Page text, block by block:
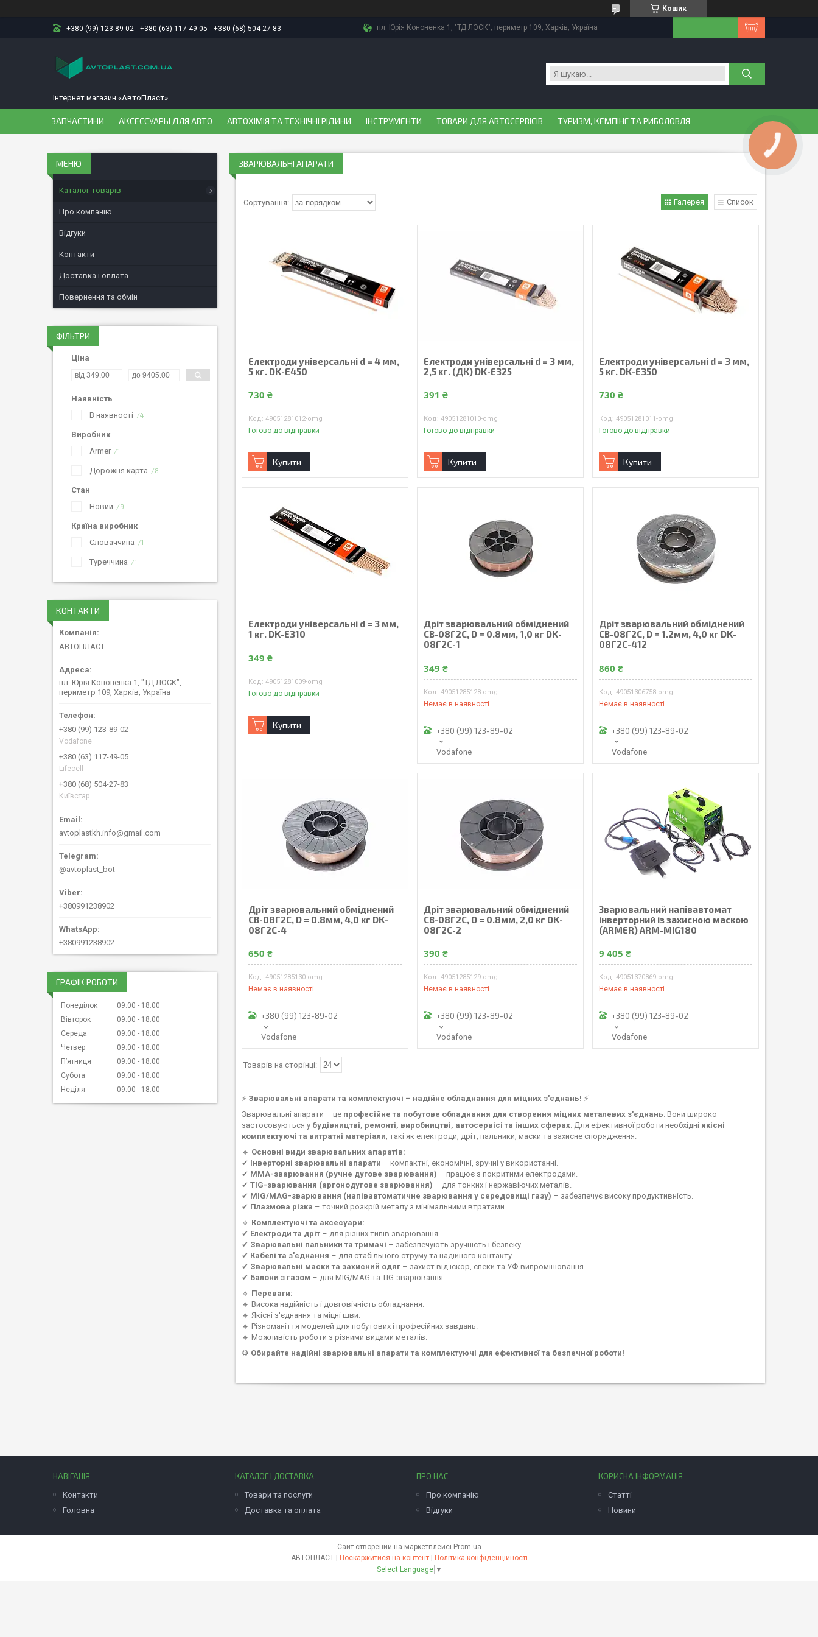
Кошик
+380 (99) 123-89-02 +380 (63) 117-49-05 +380 (68) 504-27-83 пл. Юрія Кононенка 1, "ТД ЛОСК", периметр 109, Харків, Україна
Інтернет магазин «АвтоПласт»
ЗАПЧАСТИНИ АКСЕССУАРЫ ДЛЯ АВТО АВТОХІМІЯ ТА ТЕХНІЧНІ РІДИНИ ІНСТРУМЕНТИ ТОВАРИ ДЛЯ АВТОСЕРВІСІВ ТУРИЗМ, КЕМПІНГ ТА РИБОЛОВЛЯ
ЗВАРЮВАЛЬНІ АПАРАТИ
Галерея Список
Електроди універсальні d = 4 мм,
5 кг. DK-E450
730 ₴
49051281012-omg
Готово до відправки
Купити
Електроди універсальні d = 3 мм,
2,5 кг. (ДК) DK-E325
391 ₴
49051281010-omg
Готово до відправки
Купити
Електроди універсальні d = 3 мм,
5 кг. DK-E350
730 ₴
49051281011-omg
Готово до відправки
Купити
Електроди універсальні d = 3 мм,
1 кг. DK-E310
349 ₴
49051281009-omg
Готово до відправки
Купити
Дріт зварювальний обміднений
СВ-08Г2С, D = 0.8мм, 1,0 кг DK-
08Г2С-1
349 ₴
49051285128-omg
Немає в наявності
+380 (99) 123-89-02
Vodafone
Дріт зварювальний обміднений
СВ-08Г2С, D = 1.2мм, 4,0 кг DK-
08Г2С-412
860 ₴
49051306758-omg
Немає в наявності
+380 (99) 123-89-02
Vodafone
Дріт зварювальний обміднений
СВ-08Г2С, D = 0.8мм, 4,0 кг DK-
08Г2С-4
650 ₴
49051285130-omg
Немає в наявності
+380 (99) 123-89-02
Vodafone
Дріт зварювальний обміднений
СВ-08Г2С, D = 0.8мм, 2,0 кг DK-
08Г2С-2
390 ₴
49051285129-omg
Немає в наявності
+380 (99) 123-89-02
Vodafone
Зварювальний напівавтомат
інверторний із захисною маскою
(ARMER) ARM-MIG180
9 405 ₴
49051370869-omg
Немає в наявності
+380 (99) 123-89-02
Vodafone
⚡ Зварювальні апарати та комплектуючі – надійне обладнання для міцних з'єднань! ⚡
Зварювальні апарати – це професійне та побутове обладнання для створення міцних металевих з'єднань . Вони широко
застосовуються у будівництві, ремонті, виробництві, автосервісі та інших сферах . Для ефективної роботи необхідні якісні
комплектуючі та витратні матеріали , такі як електроди, дріт, пальники, маски та захисне спорядження.
🔹 Основні види зварювальних апаратів:
✔ Інверторні зварювальні апарати – компактні, економічні, зручні у використанні.
✔ MMA-зварювання (ручне дугове зварювання) – працює з покритими електродами.
✔ TIG-зварювання (аргонодугове зварювання) – для тонких і нержавіючих металів.
✔ MIG/MAG-зварювання (напівавтоматичне зварювання у середовищі газу) – забезпечує високу продуктивність.
✔ Плазмова різка – точний розкрій металу з мінімальними втратами.
🔹 Комплектуючі та аксесуари:
✔ Електроди та дріт – для різних типів зварювання.
✔ Зварювальні пальники та тримачі – забезпечують зручність і безпеку.
✔ Кабелі та з'єднання – для стабільного струму та надійного контакту.
✔ Зварювальні маски та захисний одяг – захист від іскор, спеки та УФ-випромінювання.
✔ Балони з газом – для MIG/MAG та TIG-зварювання.
🔹 Переваги:
🔸 Висока надійність і довговічність обладнання.
🔸 Якісні з'єднання та міцні шви.
🔸 Різноманіття моделей для побутових і професійних завдань.
🔸 Можливість роботи з різними видами металів.
⚙ Обирайте надійні зварювальні апарати та комплектуючі для ефективної та безпечної роботи!
Каталог товарів
Про компанію
Відгуки
Контакти
Доставка і оплата
Повернення та обмін
ФІЛЬТРИ
Ціна
Наявність
В наявності
4
Виробник
Armer
1
Дорожня карта 8
Стан
Новий
9
Країна виробник
Словаччина
1
Туреччина 1
КОНТАКТИ
АВТОПЛАСТ
пл. Юрія Кононенка 1, "ТД ЛОСК",
периметр 109, Харків, Україна
+380 (99) 123-89-02
Vodafone
+380 (63) 117-49-05
Lifecell
+380 (68) 504-27-83
Київстар
avtoplastkh.info@gmail.com
@avtoplast_bot
+380991238902
+380991238902
ГРАФІК РОБОТИ
Понеділок 09:00
18:00
Вівторок
09:00
18:00
Середа
09:00
18:00
Четвер
09:00
18:00
Пʼятниця
09:00
18:00
Субота
09:00
18:00
Неділя
09:00 18:00
НАВІГАЦІЯ
Контакти
Головна
КАТАЛОГ І ДОСТАВКА
Товари та послуги
Доставка та оплата
ПРО НАС
Про компанію
Відгуки
КОРИСНА ІНФОРМАЦІЯ
Статті
Новини
Сайт створений на маркетплейсі Prom.ua
АВТОПЛАСТ | Поскаржитися на контент | Політика конфіденційності
Select Language ▼